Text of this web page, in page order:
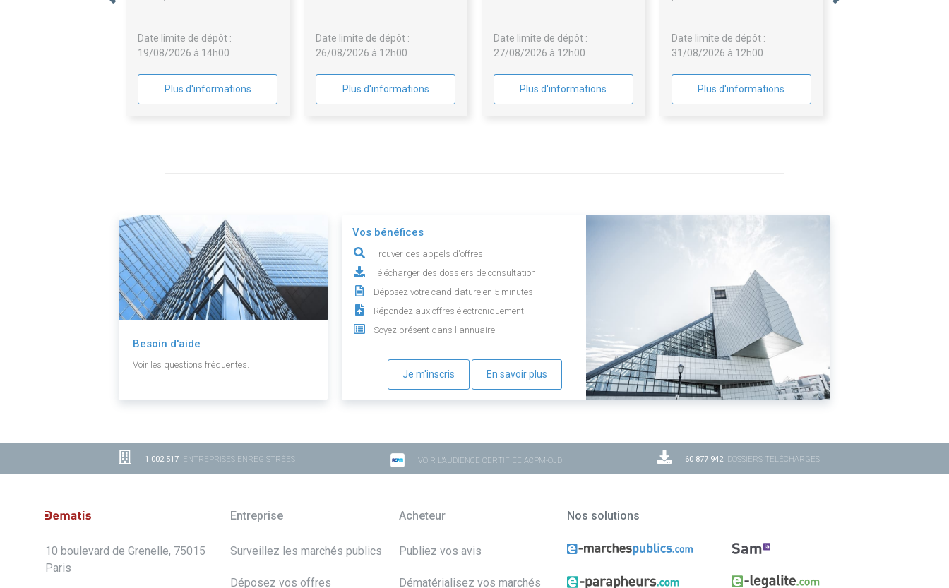
Date limite de dépôt :
19/08/2026 à 14h00
Plus d'informations
Date limite de dépôt :
26/08/2026 à 12h00
Plus d'informations
Date limite de dépôt :
27/08/2026 à 12h00
Plus d'informations
Date limite de dépôt :
31/08/2026 à 12h00
Plus d'informations
Besoin d'aide
Voir les questions fréquentes.
Vos bénéfices
Trouver des appels d'offres
Télécharger des dossiers de consultation
Déposez votre candidature en 5 minutes
Répondez aux offres électroniquement
Soyez présent dans l'annuaire
Je m'inscris En savoir plus
1 002 517 ENTREPRISES ENREGISTRÉES VOIR L'AUDIENCE CERTIFIÉE ACPM-OJD 60 877 942DOSSIERS TÉLÉCHARGÉS
10 boulevard de Grenelle, 75015
Paris
Entreprise
Surveillez les marchés publics
Déposez vos offres
Acheteur
Publiez vos avis
Dématérialisez vos marchés
Nos solutions